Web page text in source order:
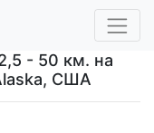
- 50 км. на
США